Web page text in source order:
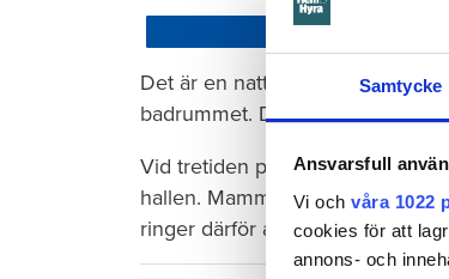
Samtycke
Ansvarsfull
Vi och våra 1022
cookies för att
annons- och
Dela
Det är en natt hösten 2022.
badrummet. Där vrider barnet
Vid tretiden på natten vaknar
hallen. Mamman torkar
ringer därför aldrig till sin